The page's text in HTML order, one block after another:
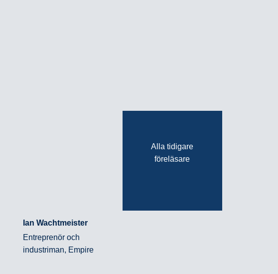
Ian Wachtmeister
Entreprenör och
industriman, Empire
Alla tidigare
föreläsare